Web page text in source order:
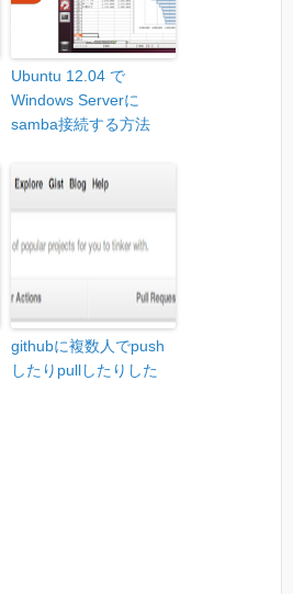
Ubuntu 12.04 で
Windows Serverに
samba接続する方法
githubに複数人でpush
したりpullしたりした